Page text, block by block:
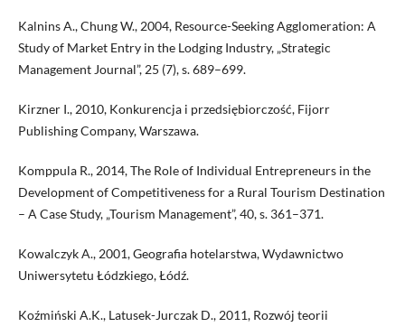
Kalnins A., Chung W., 2004, Resource-Seeking Agglomeration: A
Study of Market Entry in the Lodging Industry, „Strategic
Management Journal”, 25 (7), s. 689–699.
Kirzner I., 2010, Konkurencja i przedsiębiorczość, Fijorr
Publishing Company, Warszawa.
Komppula R., 2014, The Role of Individual Entrepreneurs in the
Development of Competitiveness for a Rural Tourism Destination
– A Case Study, „Tourism Management”, 40, s. 361–371.
Kowalczyk A., 2001, Geografia hotelarstwa, Wydawnictwo
Uniwersytetu Łódzkiego, Łódź.
Koźmiński A.K., Latusek-Jurczak D., 2011, Rozwój teorii